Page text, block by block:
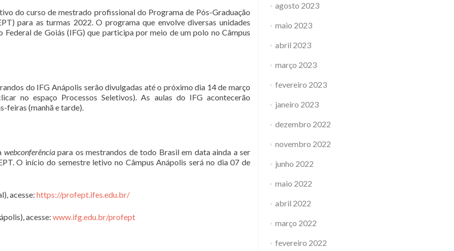
do curso de mestrado profissional do Programa de Pós-Graduação
para as turmas 2022. O programa que envolve diversas unidades
de Goiás (IFG) que participa por meio de um polo no Câmpus
do IFG Anápolis serão divulgadas até o próximo dia 14 de março
no espaço Processos Seletivos). As aulas do IFG acontecerão
feiras (manhã e tarde).
webconferênciapara os mestrandos de todo Brasil em data ainda a ser
O início do semestre letivo no Câmpus Anápolis será no dia 07 de
acesse: https://profept.ifes.edu.br/
acesse: www.ifg.edu.br/profept
agosto 2023
maio 2023
abril 2023
março 2023
fevereiro 2023
janeiro 2023
dezembro 2022
novembro 2022
junho 2022
maio 2022
abril 2022
março 2022
fevereiro 2022